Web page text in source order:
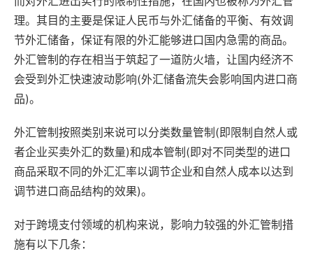
理。其目的主要是保证人民币与外汇储备的平衡、有效调
节外汇储备，保证有限的外汇能够进口国内急需的商品。
外汇管制的存在相当于筑起了一道防火墙，让国内经济不
会受到外汇快速波动影响(外汇储备流失会影响国内进口商
品)。
外汇管制按照类别来说可以分类数量管制(即限制自然人或
者企业买卖外汇的数量)和成本管制(即对不同类型的进口
商品采取不同的外汇汇率以调节企业和自然人成本以达到
调节进口商品结构的效果)。
对于跨境支付领域的机构来说，影响力较强的外汇管制措
施有以下几条：